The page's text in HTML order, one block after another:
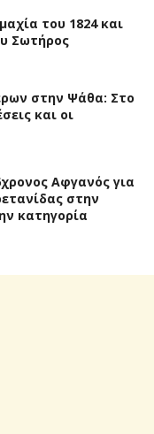
του 1824 και
Σωτήρος
στην Ψάθα: Στο
και οι
Αφγανός για
στην
κατηγορία